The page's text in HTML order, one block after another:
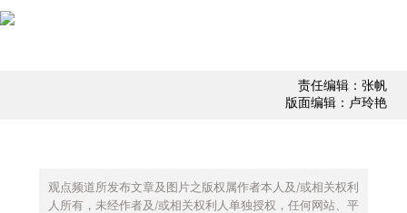
责任编辑：张帆
版面编辑：卢玲艳
观点频道所发布文章及图片之版权属作者本人及/或相关权利
人所有，未经作者及/或相关权利人单独授权，任何网站、平